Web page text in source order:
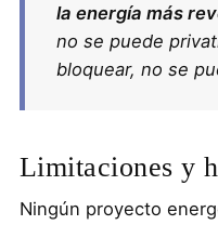
la energía más
no se puede
bloquear, no se
Limitaciones y
Ningún proyecto